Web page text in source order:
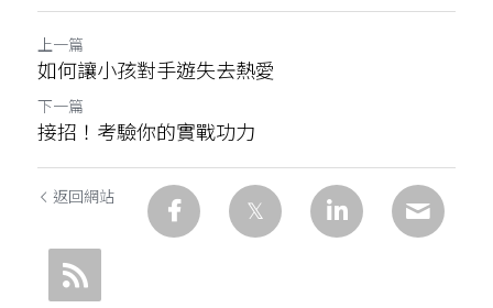
上一篇
如何讓小孩對手遊失去熱愛
下一篇
接招！考驗你的實戰功力
返回網站